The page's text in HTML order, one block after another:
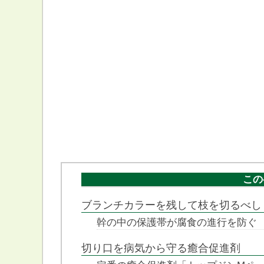
こ
ブランチカラーを残して枝を切るべし
幹の中の保護帯が腐食の進行を防ぐ
切り口を病気から守る癒合促進剤